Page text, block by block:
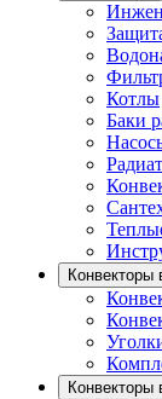
Котлы
Баки
Конвекторы
Конвекторы